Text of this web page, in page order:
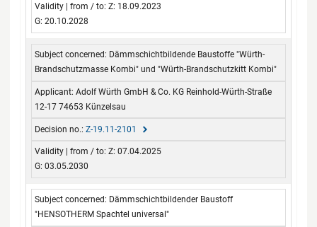
Z: 18.09.2023
G: 20.10.2028
Dämmschichtbildende Baustoffe "Würth-
Brandschutzmasse Kombi" und "Würth-Brandschutzkitt Kombi"
Adolf Würth GmbH & Co. KG Reinhold-Würth-Straße
12-17 74653 Künzelsau
Z-19.11-2101
Z: 07.04.2025
G: 03.05.2030
Dämmschichtbildender Baustoff
"HENSOTHERM Spachtel universal"